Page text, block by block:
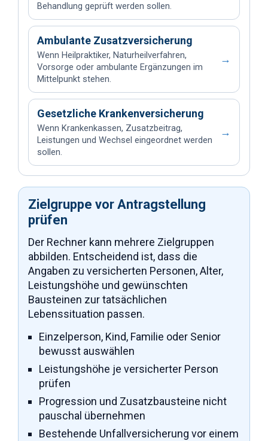
Behandlung geprüft werden sollen.
Ambulante Zusatzversicherung
Wenn Heilpraktiker, Naturheilverfahren,
Vorsorge oder ambulante Ergänzungen im
Mittelpunkt stehen.
→
Gesetzliche Krankenversicherung
Wenn Krankenkassen, Zusatzbeitrag,
Leistungen und Wechsel eingeordnet werden
sollen.
→
Zielgruppe vor Antragstellung
prüfen
Der Rechner kann mehrere Zielgruppen
abbilden. Entscheidend ist, dass die
Angaben zu versicherten Personen, Alter,
Leistungshöhe und gewünschten
Bausteinen zur tatsächlichen
Lebenssituation passen.
Einzelperson, Kind, Familie oder Senior
bewusst auswählen
Leistungshöhe je versicherter Person
prüfen
Progression und Zusatzbausteine nicht
pauschal übernehmen
Bestehende Unfallversicherung vor einem